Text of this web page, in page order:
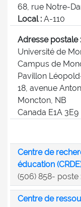
68, rue Notre-
Local : A-110
Adresse postale :
Université de
Campus de
Pavillon
18, avenue
Moncton, NB
Canada E1A 3E9
Centre de
éducation
(506) 858- poste
Centre de